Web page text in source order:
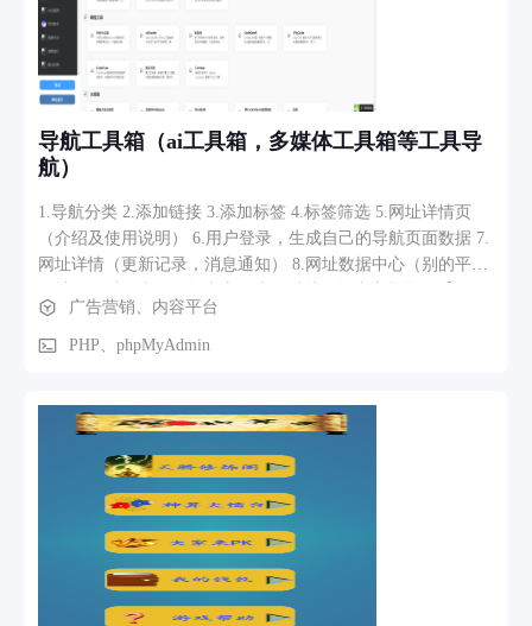
然后完成资质提交和认证。 2. 开通白名单：客户报名后，联系
增长运营进行加白，代理商则联系渠道经理进行加白。 3. 添加
小程序组件：选择短视频达人指派任务，在“添加组件”按钮下
点击“推广小程序”营销组件。 4. 填写小程序组件信息：包括填
入小程序APPID、填写小程序描述、选择引导词文案、填写
path值（非必填）、上传落地页截图等。 5. 提交小程序推广：
信息填写成功后，出现“推广小程序”即表示提交成功，后续进
入常规流程。 6. 达人接单：达人可在接单页面预览小程序落地
页，接受订单后开始制作商业短视频。 7. 小程序推广组件上
线：达人完成视频制作并发布后，小程序推广组件上线，开始
帮助客户实现营销目标。
导航工具箱（ai工具箱，多媒体工具箱等工具导
航）
1.导航分类 2.添加链接 3.添加标签 4.标签筛选 5.网址详情页
（介绍及使用说明） 6.用户登录，生成自己的导航页面数据 7.
网址详情（更新记录，消息通知） 8.网址数据中心（别的平台
提交数据，管理后台同步数据】 9.通过ai分析，从行业分类，
到行业专业分类，多级分类，让你的信息分类更有条理 10.对
广告营销、内容平台
PHP、phpMyAdmin